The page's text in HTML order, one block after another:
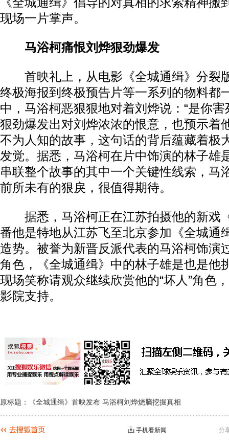
现场一片掌声。
马浴柯痛恨刘烨狠劲爆发
首映礼上，从电影《全城通缉》分裂
终极海报到终极预告片等一系列的物料都
中，马浴柯恶狠狠地对着刘烨说：“是你害
狠劲爆发出对刘烨浓浓的恨意，也预示着
不为人知的故事，这句话的背后蕴藏着极
发觉。据悉，马浴柯在片中饰演的林子雄
串联整个故事的其中一个关键性线索，马
前所未有的狠戾，很值得期待。
据悉，马浴柯正在江苏拍摄他的新戏
番他是特地从江苏飞至北京参加《全城通
造势。被誉为新晋反派代表的马浴柯饰演
角色，《全城通缉》中的林子雄是也是他
现场笑称请观众继续欣赏他的“坏人”角色
影院支持。
原标题：《全城通缉》首映发布 马浴柯刘烨烧脑挖掘真相
分
手机看新闻